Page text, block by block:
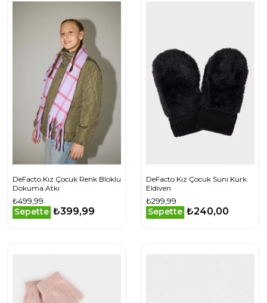
DeFacto Kız Çocuk Renk Bloklu
Dokuma Atkı
₺499,99
Sepette ₺399,99
DeFacto Kız Çocuk Suni Kürk
Eldiven
₺299,99
Sepette ₺240,00